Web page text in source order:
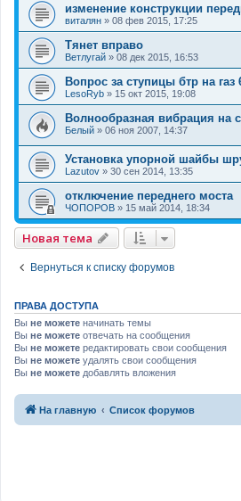
изменение конструкции
виталян » 08 фев 2015, 17:25
Тянет вправо
Ветлугай » 08 дек 2015, 16:53
Вопрос за ступицы бтр на газ
LesoRyb » 15 окт 2015, 19:08
Волнообразная вибрация на
Белый » 06 ноя 2007, 14:37
Установка упорной шайбы
Lazutov » 30 сен 2014, 13:35
отключение переднего моста
ЧОПОРОВ » 15 май 2014, 18:34
Новая тема
Вернуться к списку форумов
ПРАВА ДОСТУПА
Вы не можете начинать темы
Вы не можете отвечать на сообщения
Вы не можете редактировать свои сообщения
Вы не можете удалять свои сообщения
Вы не можете добавлять вложения
На главную Список форумов